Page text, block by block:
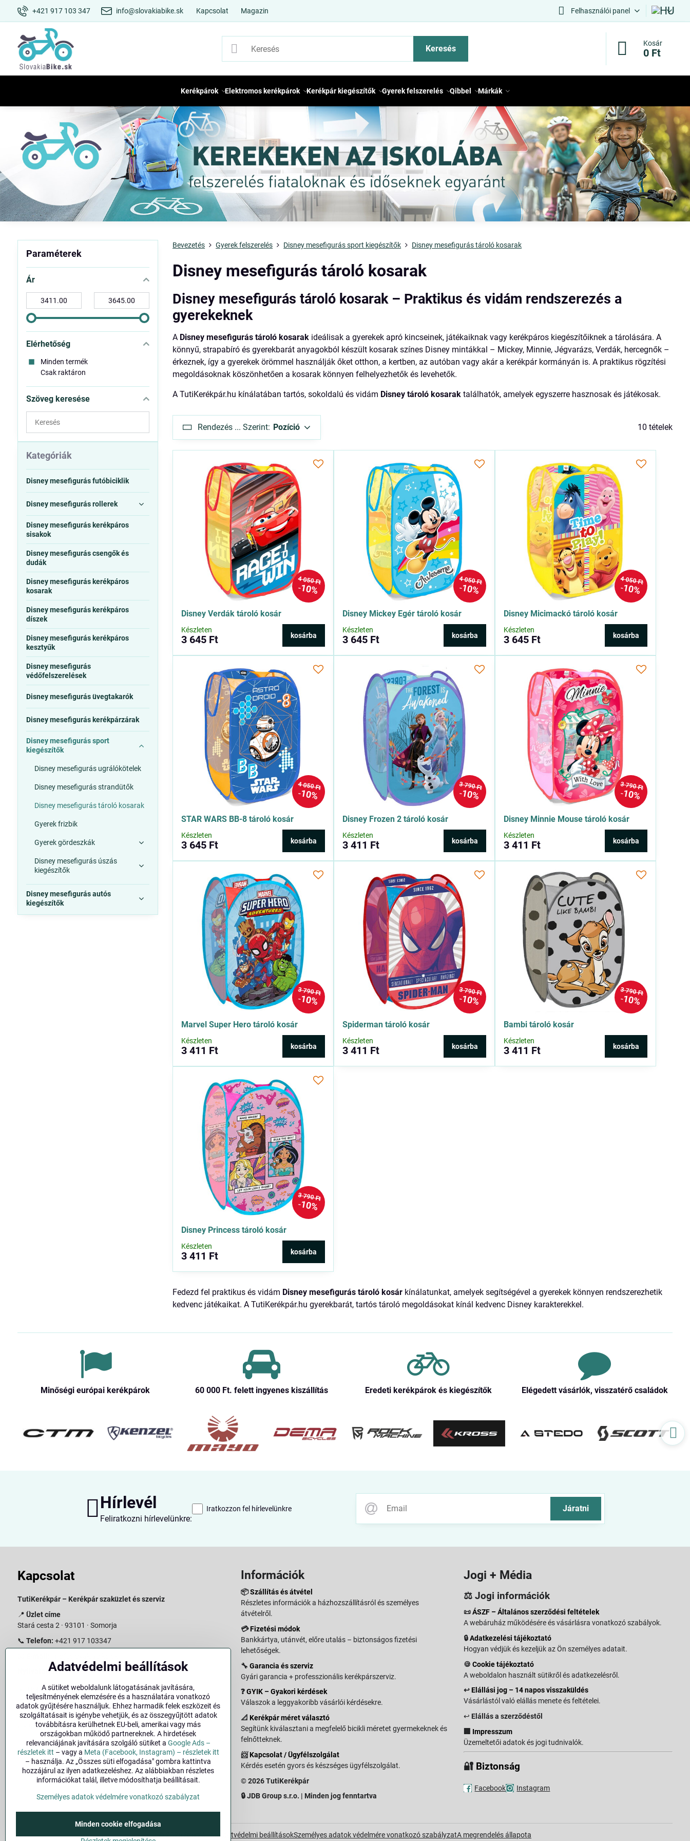
+421 917 103 347 info@slovakiabike.sk Kapcsolat Magazin Felhasználói panel
Keresés
Kosár
0 Ft
Kerékpárok Elektromos kerékpárok Kerékpár kiegészítők Gyerek felszerelés Qibbel Márkák
Bevezetés Gyerek felszerelés Disney mesefigurás sport kiegészítők Disney mesefigurás tároló kosarak
Disney mesefigurás tároló kosarak
Disney mesefigurás tároló kosarak – Praktikus és vidám rendszerezés a
gyerekeknek
A Disney mesefigurás tároló kosarak ideálisak a gyerekek apró kincseinek, játékaiknak vagy kerékpáros kiegészítőiknek a tárolására. A
könnyű, strapabíró és gyerekbarát anyagokból készült kosarak színes Disney mintákkal – Mickey, Minnie, Jégvarázs, Verdák, hercegnők –
érkeznek, így a gyerekek örömmel használják őket otthon, a kertben, az autóban vagy akár a kerékpár kormányán is. A praktikus rögzítési
megoldásoknak köszönhetően a kosarak könnyen felhelyezhetők és levehetők.
A TutiKerékpár.hu kínálatában tartós, sokoldalú és vidám Disney tároló kosarak találhatók, amelyek egyszerre hasznosak és játékosak.
Rendezés ... Szerint: Pozíció 10 tételek
4 050 Ft
10%
Disney Verdák tároló kosár
Készleten
3 645 Ft kosárba
4 050 Ft
10%
Disney Mickey Egér tároló kosár
Készleten
3 645 Ft kosárba
4 050 Ft
10%
Disney Micimackó tároló kosár
Készleten
3 645 Ft kosárba
4 050 Ft
10%
STAR WARS BB-8 tároló kosár
Készleten
3 645 Ft kosárba
3 790 Ft
10%
Disney Frozen 2 tároló kosár
Készleten
3 411 Ft kosárba
3 790 Ft
10%
Disney Minnie Mouse tároló kosár
Készleten
3 411 Ft kosárba
3 790 Ft
10%
Marvel Super Hero tároló kosár
Készleten
3 411 Ft kosárba
3 790 Ft
10%
Spiderman tároló kosár
Készleten
3 411 Ft kosárba
3 790 Ft
10%
Bambi tároló kosár
Készleten
3 411 Ft kosárba
3 790 Ft
10%
Disney Princess tároló kosár
Készleten
3 411 Ft kosárba
Fedezd fel praktikus és vidám Disney mesefigurás tároló kosár kínálatunkat, amelyek segítségével a gyerekek könnyen rendszerezhetik
kedvenc játékaikat. A TutiKerékpár.hu gyerekbarát, tartós tároló megoldásokat kínál kedvenc Disney karakterekkel.
Paraméterek
Ár
tól:
ig:
Elérhetőség
Minden termék
Csak raktáron
Szöveg keresése
szűrési
eredmények
teljes
szövegben
Kategóriák
Disney mesefigurás futóbiciklik
Disney mesefigurás rollerek
Disney mesefigurás kerékpáros
sisakok
Disney mesefigurás csengők és
dudák
Disney mesefigurás kerékpáros
kosarak
Disney mesefigurás kerékpáros
díszek
Disney mesefigurás kerékpáros
kesztyűk
Disney mesefigurás
védőfelszerelések
Disney mesefigurás üvegtakarók
Disney mesefigurás kerékpárzárak
Disney mesefigurás sport
kiegészítők
Disney mesefigurás ugrálókötelek
Disney mesefigurás strandütők
Disney mesefigurás tároló kosarak
Gyerek frizbik
Gyerek gördeszkák
Disney mesefigurás úszás
kiegészítők
Disney mesefigurás autós
kiegészítők
Minőségi európai kerékpárok 60 000 Ft​. felett ingyenes kiszállítás Eredeti kerékpárok és kiegészítők Elégedett vásárlók, visszatérő családok
Hírlevél
Feliratkozni hírlevelünkre:
Járatni
Iratkozzon fel hírlevelünkre
Kapcsolat
TutiKerékpár – Kerékpár szaküzlet és szerviz
📍 Üzlet címe
Stará cesta 2 · 93101 · Somorja
📞 Telefon: +421 917 103347
Nyitvatartás:
Hétfő–Péntek: 09:00–15:00
Szombat: 09:00–11:00
Vasárnap: Zárva
Bolt megtekintése a térképen(Google Maps link)
Információk
📦Szállítás és átvétel
Részletes információk a házhozszállításról és személyes
átvételről.
💳Fizetési módok
Bankkártya, utánvét, előre utalás – biztonságos fizetési
lehetőségek.
🔧 Garancia és szerviz
Gyári garancia + professzionális kerékpárszerviz.
❓GYIK – Gyakori kérdések
Válaszok a leggyakoribb vásárlói kérdésekre.
📐 Kerékpár méret választó
Segítünk kiválasztani a megfelelő bicikli méretet gyermekeknek és
felnőtteknek.
📨Kapcsolat / Ügyfélszolgálat
Kérdés esetén gyors és készséges ügyfélszolgálat.
© 2026 TutiKerékpár
🔒 JDB Group s.r.o. | Minden jog fenntartva
Jogi + Média
⚖️ Jogi információk
📜ÁSZF – Általános szerződési feltételek
A webáruház működésére és vásárlásra vonatkozó szabályok.
🔒Adatkezelési tájékoztató
Hogyan védjük és kezeljük az Ön személyes adatait.
🍪Cookie tájékoztató
A weboldalon használt sütikről és adatkezelésről.
↩️Elállási jog – 14 napos visszaküldés
Vásárlástól való elállás menete és feltételei.
↩️ Elállás a szerződéstől
Impresszum
Üzemeltetői adatok és jogi tudnivalók.
🔐 Biztonság
Facebook Instagram
©2026Szerzői jogAdatvédelmi beállításokSzemélyes adatok védelmére vonatkozó szabályzatA megrendelés állapota
Adatvédelmi beállítások
A sütiket weboldalunk látogatásának javítására,
teljesítményének elemzésére és a használatára vonatkozó
adatok gyűjtésére használjuk. Ehhez harmadik felek eszközeit és
szolgáltatásait is igénybe vehetjük, és az összegyűjtött adatok
továbbításra kerülhetnek EU-beli, amerikai vagy más
országokban működő partnereknek. A hirdetések
relevanciájának javítására szolgáló sütiket a Google Ads –
részletek itt – vagy a Meta (Facebook, Instagram) – részletek itt
– használja. Az „Összes süti elfogadása" gombra kattintva
hozzájárul az ilyen adatkezeléshez. Az alábbiakban részletes
információkat talál, illetve módosíthatja beállításait.
Személyes adatok védelmére vonatkozó szabályzat
Minden cookie elfogadása